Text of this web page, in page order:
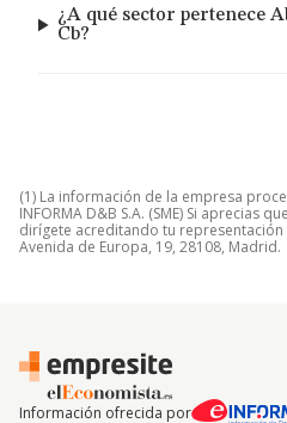
¿A qué sector pertenece
Cb?
(1) La información de la empresa
INFORMA D&B S.A. (SME) Si aprecias
dirígete acreditando tu
Avenida de Europa, 19, 28108, Madrid.
Información ofrecida por